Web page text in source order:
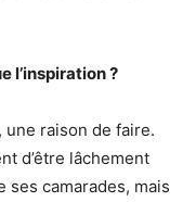
l’inspiration ?
une raison de faire.
d’être lâchement
ses camarades, mais